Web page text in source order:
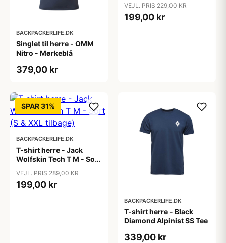
BACKPACKERLIFE.DK
Singlet til herre - OMM
Nitro - Mørkeblå
379,00 kr
VEJL. PRIS 229,00 KR
199,00 kr
SPAR 31%
BACKPACKERLIFE.DK
T-shirt herre - Jack
Wolfskin Tech T M - Sort
VEJL. PRIS 289,00 KR
199,00 kr
BACKPACKERLIFE.DK
T-shirt herre - Black
Diamond Alpinist SS Tee
339,00 kr